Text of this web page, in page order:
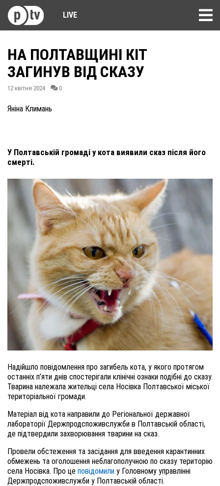
LIVE
НА ПОЛТАВЩИНІ КІТ
ЗАГИНУВ ВІД СКАЗУ
12 квітня 2024 0
Яніна Климань
У Полтавській громаді у кота виявили сказ після його
смерті.
Надійшло повідомлення про загибель кота, у якого протягом
останніх п’яти днів спостерігали клінічні ознаки подібні до сказу.
Тварина належала жительці села Носівка Полтавської міської
територіальної громади.
Матеріал від кота направили до Регіональної державної
лабораторії Держпродспоживслужби в Полтавській області,
де підтвердили захворювання тварини на сказ.
Провели обстеження та засідання для введення карантинних
обмежень та оголошення неблагополучною по сказу територію
села Носівка. Про це повідомили у Головному управлінні
Держпродспоживслужби у Полтавській області.